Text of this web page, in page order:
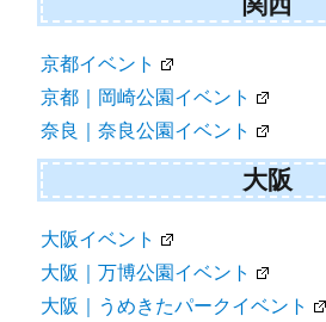
京都イベント
京都｜岡崎公園イベント
奈良｜奈良公園イベント
大阪
大阪イベント
大阪｜万博公園イベント
大阪｜うめきたパークイベント